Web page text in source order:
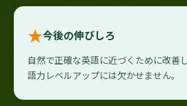
★今後の伸びしろ
自然で正確な英語に近づくために改善
語力レベルアップには欠かせません。